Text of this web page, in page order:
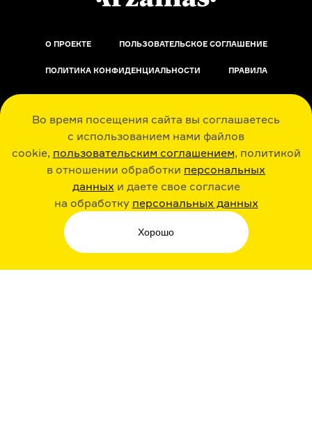
Во время посещения сайта вы соглашаетесь
с использованием нами файлов
cookie, пользовательским соглашением, политикой
в отношении обработки персональных
данных и даете свое согласие
на обработку персональных данных
Хорошо
О ПРОЕКТЕ ПОЛЬЗОВАТЕЛЬСКОЕ СОГЛАШЕНИЕ
ПОЛИТИКА КОНФИДЕНЦИАЛЬНОСТИ ПРАВИЛА
ОБРАТНАЯ СВЯЗЬ
РАДИО ARZAMAS ГУСЬГУСЬ
СТИКЕРЫ ARZAMAS